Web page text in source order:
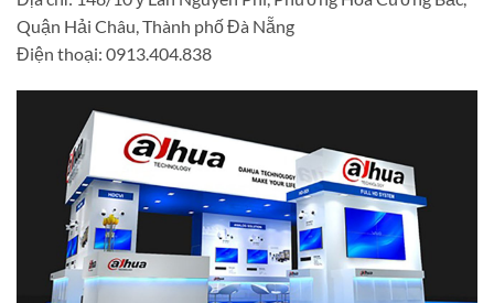
Quận Hải Châu, Thành phố Đà Nẵng
Điện thoại: 0913.404.838